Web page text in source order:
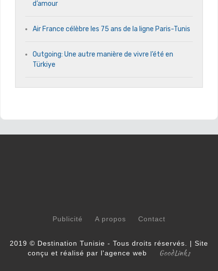
d’amour
Air France célèbre les 75 ans de la ligne Paris-Tunis
Outgoing: Une autre manière de vivre l’été en
Türkiye
Publicité A propos Contact
2019 © Destination Tunisie - Tous droits réservés. | Site
conçu et réalisé par l'agence web
GoodLinks